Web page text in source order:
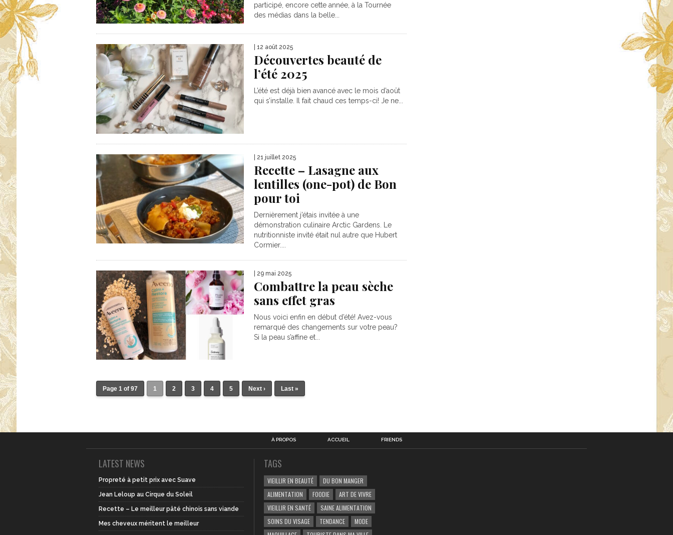
participé, encore cette année, à la Tournée
des médias dans la belle...
| 12 août 2025
Découvertes beauté de
l’été 2025
L’été est déjà bien avancé avec le mois d’août
qui s’installe. Il fait chaud ces temps-ci! Je ne...
| 21 juillet 2025
Recette – Lasagne aux
lentilles (one-pot) de Bon
pour toi
Dernièrement j’étais invitée à une
démonstration culinaire Arctic Gardens. Le
nutritionniste invité était nul autre que Hubert
Cormier....
| 29 mai 2025
Combattre la peau sèche
sans effet gras
Nous voici enfin en début d’été! Avez-vous
remarqué des changements sur votre peau?
Si la peau s’affine et...
Page 1 of 97 1 2 3 4 5 Next › Last »
À PROPOS ACCUEIL FRIENDS
LATEST NEWS
Propreté à petit prix avec Suave
Jean Leloup au Cirque du Soleil
Recette – Le meilleur pâté chinois sans viande
Mes cheveux méritent le meilleur
TAGS
VIEILLIR EN BEAUTÉ
DU BON MANGER
ALIMENTATION
FOODIE
ART DE VIVRE
VIEILLIR EN SANTÉ
SAINE ALIMENTATION
SOINS DU VISAGE
TENDANCE
MODE